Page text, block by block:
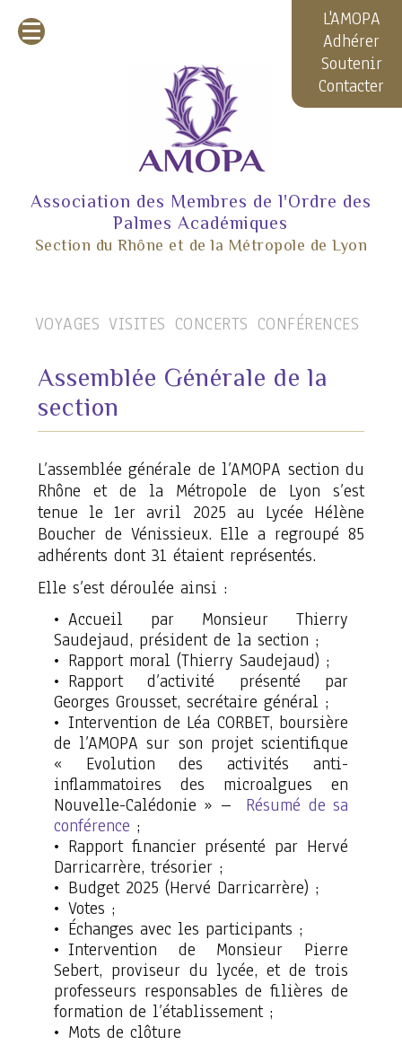
L'AMOPA
Adhérer
Soutenir
Contacter
Association des Membres de l'Ordre des
Palmes Académiques
Section du Rhône et de la Métropole de Lyon
VOYAGES VISITES CONCERTS CONFÉRENCES
Assemblée Générale de la
section
L’assemblée générale de l’AMOPA section du
Rhône et de la Métropole de Lyon s’est
tenue le 1er avril 2025 au Lycée Hélène
Boucher de Vénissieux. Elle a regroupé 85
adhérents dont 31 étaient représentés.
Elle s’est déroulée ainsi :
Accueil par Monsieur Thierry
Saudejaud, président de la section ;
Rapport moral (Thierry Saudejaud) ;
Rapport d’activité présenté par
Georges Grousset, secrétaire général ;
Intervention de Léa CORBET, boursière
de l’AMOPA sur son projet scientifique
« Evolution des activités anti-
inflammatoires des microalgues en
Nouvelle-Calédonie » – Résumé de sa
conférence ;
Rapport financier présenté par Hervé
Darricarrère, trésorier ;
Budget 2025 (Hervé Darricarrère) ;
Votes ;
Échanges avec les participants ;
Intervention de Monsieur Pierre
Sebert, proviseur du lycée, et de trois
professeurs responsables de filières de
formation de l’établissement ;
Mots de clôture